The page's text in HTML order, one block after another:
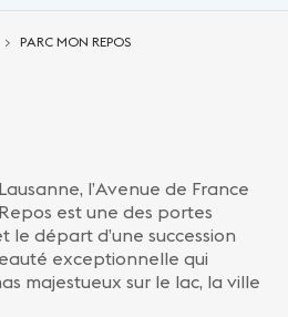
PARC MON REPOS
l’Avenue de France
est une des portes
le départ d’une succession
exceptionnelle qui
majestueux sur le lac, la ville